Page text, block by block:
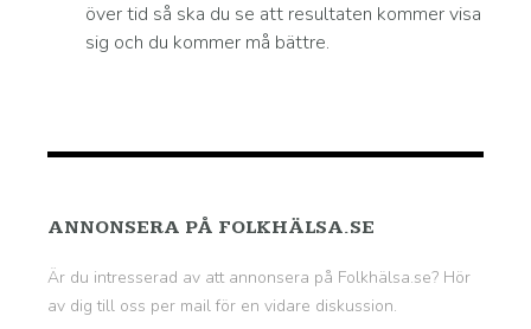
över tid så ska du se att resultaten kommer visa
sig och du kommer må bättre.
ANNONSERA PÅ FOLKHÄLSA.SE
Är du intresserad av att annonsera på Folkhälsa.se? Hör
av dig till oss per mail för en vidare diskussion.